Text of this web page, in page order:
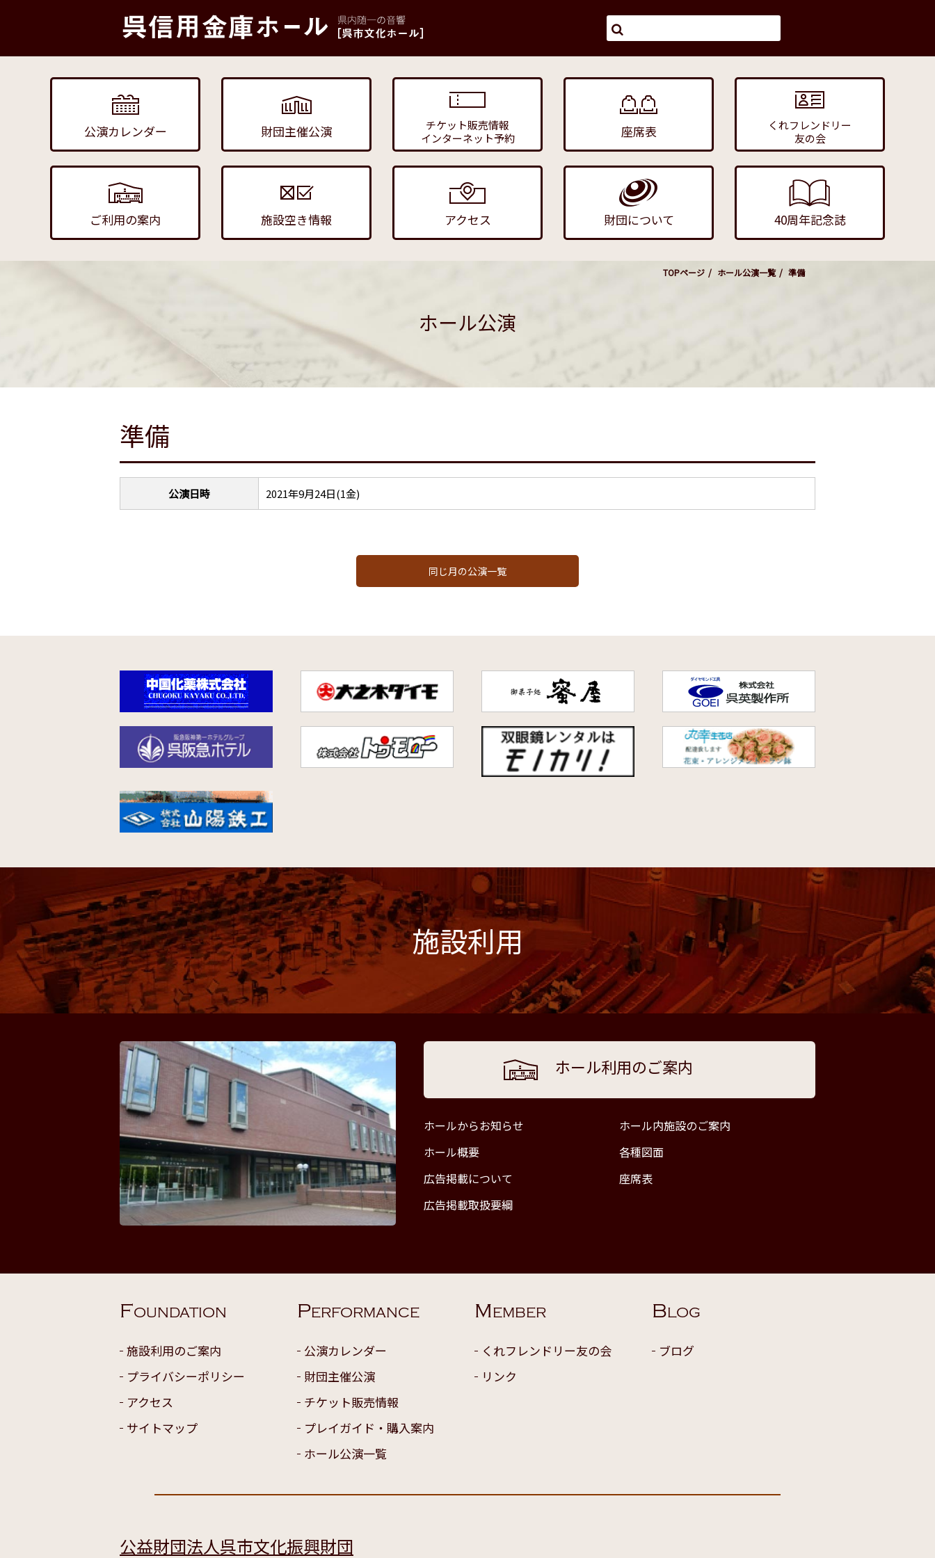
公演カレンダー 財団主催公演
チケット販売情報
インターネット予約
座席表
くれフレンドリー
友の会
ご利用の案内 施設空き情報 アクセス 財団について 40周年記念誌
TOPページ ホール公演一覧 準備
ホール公演
準備
公演日時 2021年9月24日(1金)
同じ月の公演一覧
施設利用
ホール利用のご案内
ホールからお知らせ
ホール内施設のご案内
ホール概要
各種図面
広告掲載について
座席表
広告掲載取扱要綱
FOUNDATION
施設利用のご案内
プライバシーポリシー
アクセス
サイトマップ
PERFORMANCE
公演カレンダー
財団主催公演
チケット販売情報
プレイガイド・購入案内
ホール公演一覧
MEMBER
くれフレンドリー友の会
リンク
BLOG
ブログ
公益財団法人呉市文化振興財団